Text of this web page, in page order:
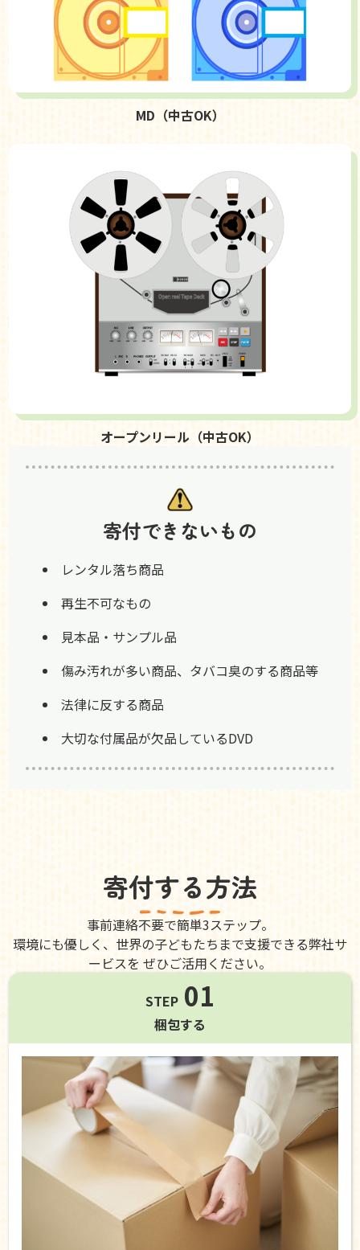
MD（中古OK）
オープンリール（中古OK）
寄付できないもの
レンタル落ち商品
再生不可なもの
見本品・サンプル品
傷み汚れが多い商品、タバコ臭のする商品等
法律に反する商品
大切な付属品が欠品しているDVD
寄付する方法
事前連絡不要で簡単3ステップ。
環境にも優しく、世界の子どもたちまで支援できる弊社サ
ービスを ぜひご活用ください。
STEP 01
梱包する